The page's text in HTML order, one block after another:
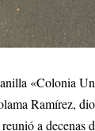
«Colonia
Ramírez,
a decenas